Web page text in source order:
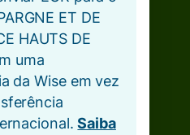
ET DE
HAUTS DE
uma
da Wise em vez
Saiba